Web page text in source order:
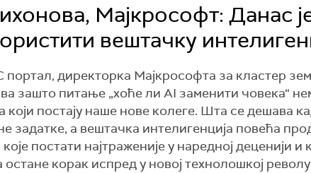
Мајкрософт: Данас
вештачку
портал, директорка Мајкрософта за кластер
зашто питање „хоће ли AI заменити човека“
који постају наше нове колеге. Шта се дешава
задатке, а вештачка интелигенција повећа
постати најтраженије у наредној деценији
корак испред у новој технолошкој